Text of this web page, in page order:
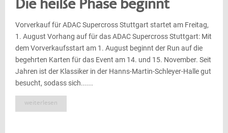
Die heiße Phase beginnt
Vorverkauf für ADAC Supercross Stuttgart startet am Freitag,
1. August Vorhang auf für das ADAC Supercross Stuttgart: Mit
dem Vorverkaufsstart am 1. August beginnt der Run auf die
begehrten Karten für das Event am 14. und 15. November. Seit
Jahren ist der Klassiker in der Hanns-Martin-Schleyer-Halle gut
besucht, sodass sich......
weiterlesen